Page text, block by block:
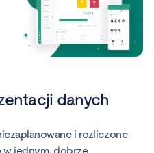
danych
i rozliczone